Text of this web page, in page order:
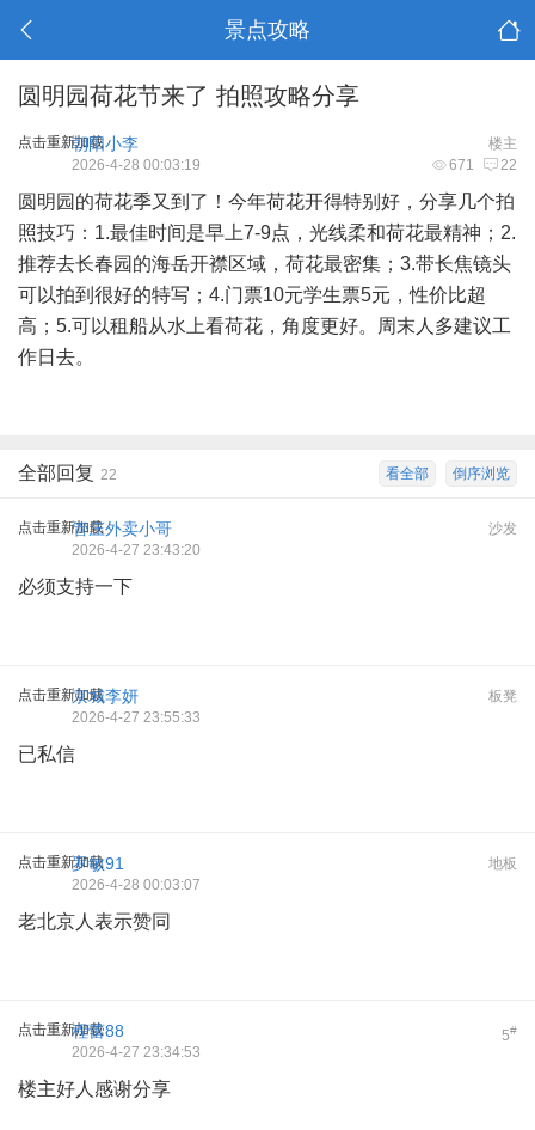
景点攻略
圆明园荷花节来了 拍照攻略分享
点击重新加载 楼主
朝阳小李
671 22
2026-4-28 00:03:19
圆明园的荷花季又到了！今年荷花开得特别好，分享几个拍
照技巧：1.最佳时间是早上7-9点，光线柔和荷花最精神；2.
推荐去长春园的海岳开襟区域，荷花最密集；3.带长焦镜头
可以拍到很好的特写；4.门票10元学生票5元，性价比超
高；5.可以租船从水上看荷花，角度更好。周末人多建议工
作日去。
倒序浏览
看全部
全部回复 22
点击重新加载 沙发
管庄外卖小哥
2026-4-27 23:43:20
必须支持一下
点击重新加载 板凳
京城李妍
2026-4-27 23:55:33
已私信
点击重新加载 地板
罗敏91
2026-4-28 00:03:07
老北京人表示赞同
点击重新加载 5#
程蕾88
2026-4-27 23:34:53
楼主好人感谢分享